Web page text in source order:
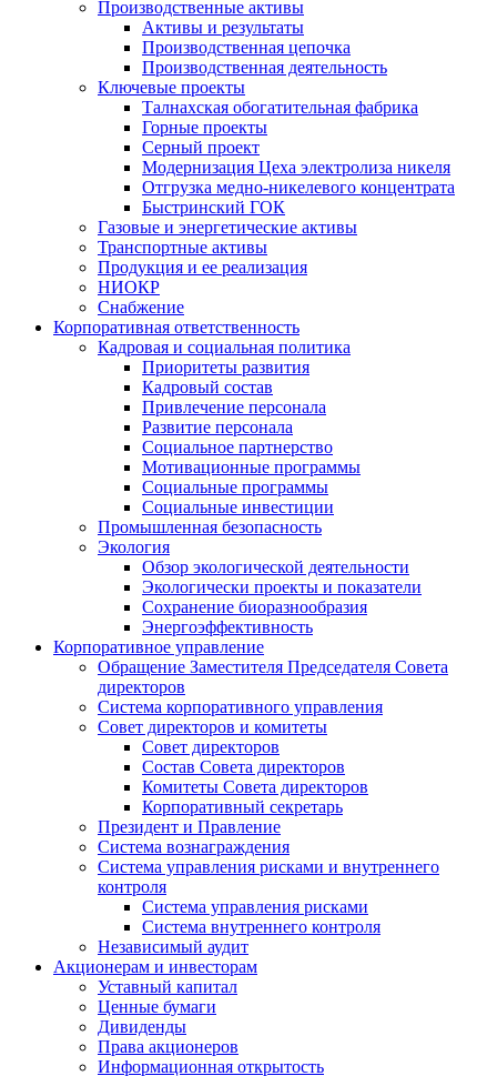
Производственные активы
Активы и результаты
Производственная цепочка
Производственная деятельность
Ключевые проекты
Талнахская обогатительная фабрика
Горные проекты
Серный проект
Модернизация Цеха электролиза никеля
Отгрузка медно-никелевого концентрата
Быстринский ГОК
Газовые и энергетические активы
Транспортные активы
Продукция и ее реализация
НИОКР
Снабжение
Корпоративная ответственность
Кадровая и социальная политика
Приоритеты развития
Кадровый состав
Привлечение персонала
Развитие персонала
Социальное партнерство
Мотивационные программы
Социальные программы
Социальные инвестиции
Промышленная безопасность
Экология
Обзор экологической деятельности
Экологически проекты и показатели
Сохранение биоразнообразия
Энергоэффективность
Корпоративное управление
Обращение Заместителя Председателя Совета
директоров
Система корпоративного управления
Совет директоров и комитеты
Совет директоров
Состав Совета директоров
Комитеты Совета директоров
Корпоративный секретарь
Президент и Правление
Система вознаграждения
Система управления рисками и внутреннего
контроля
Система управления рисками
Система внутреннего контроля
Независимый аудит
Акционерам и инвесторам
Уставный капитал
Ценные бумаги
Дивиденды
Права акционеров
Информационная открытость